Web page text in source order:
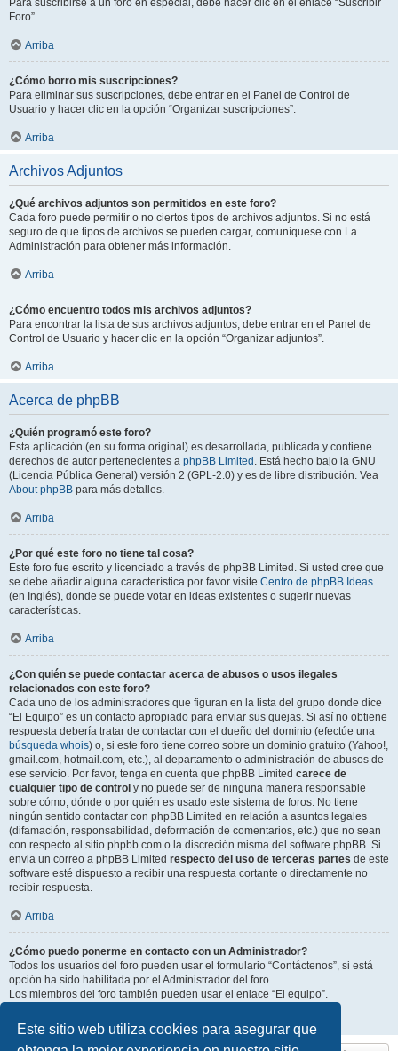
Este sitio web utiliza cookies para asegurar que
Para suscribirse a un foro en especial, debe hacer clic en el enlace “Suscribir
Foro”.
Arriba
¿Cómo borro mis suscripciones?
Para eliminar sus suscripciones, debe entrar en el Panel de Control de
Usuario y hacer clic en la opción “Organizar suscripciones”.
Arriba
Archivos Adjuntos
¿Qué archivos adjuntos son permitidos en este foro?
Cada foro puede permitir o no ciertos tipos de archivos adjuntos. Si no está
seguro de que tipos de archivos se pueden cargar, comuníquese con La
Administración para obtener más información.
Arriba
¿Cómo encuentro todos mis archivos adjuntos?
Para encontrar la lista de sus archivos adjuntos, debe entrar en el Panel de
Control de Usuario y hacer clic en la opción “Organizar adjuntos”.
Arriba
Acerca de phpBB
¿Quién programó este foro?
Esta aplicación (en su forma original) es desarrollada, publicada y contiene
derechos de autor pertenecientes a phpBB Limited . Está hecho bajo la GNU
(Licencia Pública General) versión 2 (GPL-2.0) y es de libre distribución. Vea
About phpBB para más detalles.
Arriba
¿Por qué este foro no tiene tal cosa?
Este foro fue escrito y licenciado a través de phpBB Limited. Si usted cree que
se debe añadir alguna característica por favor visite Centro de phpBB Ideas
(en Inglés), donde se puede votar en ideas existentes o sugerir nuevas
características.
Arriba
¿Con quién se puede contactar acerca de abusos o usos ilegales
relacionados con este foro?
Cada uno de los administradores que figuran en la lista del grupo donde dice
“El Equipo” es un contacto apropiado para enviar sus quejas. Si así no obtiene
respuesta debería tratar de contactar con el dueño del dominio (efectúe una
búsqueda whois) o, si este foro tiene correo sobre un dominio gratuito (Yahoo!,
gmail.com, hotmail.com, etc.), al departamento o administración de abusos de
ese servicio. Por favor, tenga en cuenta que phpBB Limited carece de
cualquier tipo de control y no puede ser de ninguna manera responsable
sobre cómo, dónde o por quién es usado este sistema de foros. No tiene
ningún sentido contactar con phpBB Limited en relación a asuntos legales
(difamación, responsabilidad, deformación de comentarios, etc.) que no sean
con respecto al sitio phpbb.com o la discreción misma del software phpBB. Si
envia un correo a phpBB Limited respecto del uso de terceras partes de este
software esté dispuesto a recibir una respuesta cortante o directamente no
recibir respuesta.
Arriba
¿Cómo puedo ponerme en contacto con un Administrador?
Todos los usuarios del foro pueden usar el formulario “Contáctenos”, si está
opción ha sido habilitada por el Administrador del foro.
Los miembros del foro también pueden usar el enlace “El equipo”.
Arriba